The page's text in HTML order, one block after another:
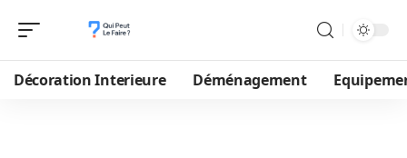
Décoration Interieure Déménagement